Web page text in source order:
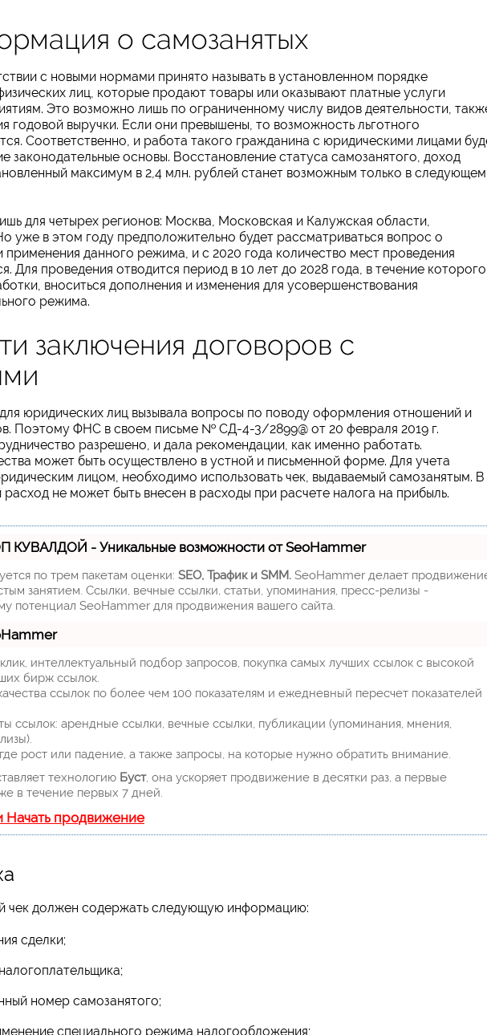
о самозанятых
с новыми нормами принято называть в установленном порядке
лиц, которые продают товары или оказывают платные услуги
Это возможно лишь по ограниченному числу видов деятельности,
годовой выручки. Если они превышены, то возможность льготного
Соответственно, и работа такого гражданина с юридическими лицами
законодательные основы. Восстановление статуса самозанятого, доход
максимум в 2,4 млн. рублей станет возможным только в следующем
для четырех регионов: Москва, Московская и Калужская области,
уже в этом году предположительно будет рассматриваться вопрос о
данного режима, и с 2020 года количество мест проведения
Для проведения отводится период в 10 лет до 2028 года, в течение которого
вноситься дополнения и изменения для усовершенствования
режима.
заключения договоров с
юридических лиц вызывала вопросы по поводу оформления отношений и
Поэтому ФНС в своем письме № СД-4-3/2899@ от 20 февраля 2019 г.
разрешено, и дала рекомендации, как именно работать.
может быть осуществлено в устной и письменной форме. Для учета
лицом, необходимо использовать чек, выдаваемый самозанятым. В
не может быть внесен в расходы при расчете налога на прибыль.
КУВАЛДОЙ - Уникальные возможности от SeoHammer
по трем пакетам оценки: SEO, Трафик и SMM. SeoHammer делает
занятием. Ссылки, вечные ссылки, статьи, упоминания, пресс-релизы -
потенциал SeoHammer для продвижения вашего сайта.
интеллектуальный подбор запросов, покупка самых лучших ссылок с высокой
бирж ссылок.
ссылок по более чем 100 показателям и ежедневный пересчет показателей
ссылок: арендные ссылки, вечные ссылки, публикации (упоминания, мнения,
рост или падение, а также запросы, на которые нужно обратить внимание.
технологию Буст, она ускоряет продвижение в десятки раз, а первые
в течение первых 7 дней.
Начать продвижение
чек должен содержать следующую информацию:
сделки;
номер самозанятого;
специального режима налогообложения;